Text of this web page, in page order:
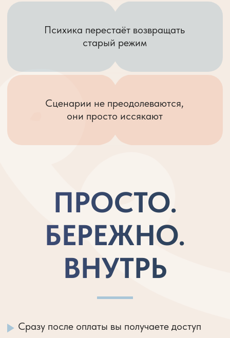
а внутренний контакт
ЕСЛИ ВЫ ЧУВСТВУЕТЕ
ГОТОВНОСТЬ ЖИТЬ
ЭТО ВАШ ШАГ
43.900 ₽
10 терапевтических нейромедитации.
Срок доступа 1 месяц
ПОЛУЧИТЬ ДОСТУП
34.900 ₽